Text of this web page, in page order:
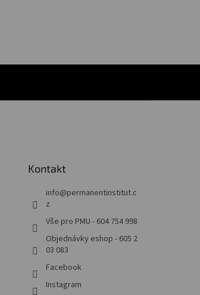
Kontakt
info@permanentinstitut.c
z
Vše pro PMU - 604 754 998
Objednávky eshop - 605 2
03 083
Facebook
Instagram